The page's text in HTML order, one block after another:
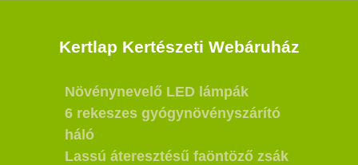
Kertlap Kertészeti Webáruház
Növénynevelő LED lámpák
6 rekeszes gyógynövényszárító
háló
Lassú áteresztésű faöntöző zsák